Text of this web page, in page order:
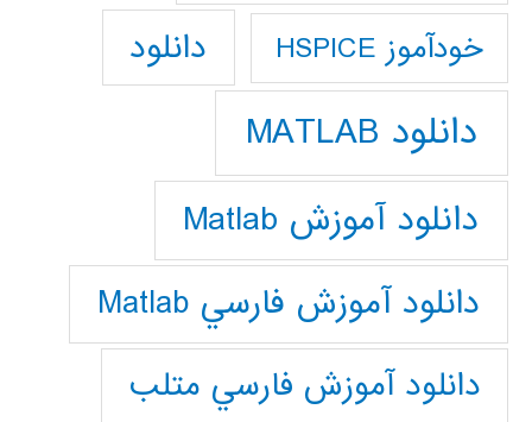
خودآموز HSPICE دانلود
دانلود MATLAB
دانلود آموزش Matlab
دانلود آموزش فارسي Matlab
دانلود آموزش فارسي متلب